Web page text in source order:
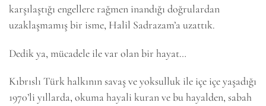
karşılaştığı engellere rağmen inandığı doğrulardan
uzaklaşmamış bir isme, Halil Sadrazam’a uzattık.
Dedik ya, mücadele ile var olan bir hayat…
Kıbrıslı Türk halkının savaş ve yoksulluk ile içe içe yaşadığı
1970’li yıllarda, okuma hayali kuran ve bu hayalden, sabah